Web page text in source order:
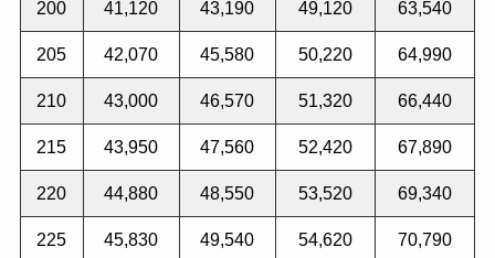
200 41,120 43,190 49,120 63,540
205 42,070 45,580 50,220 64,990
210 43,000 46,570 51,320 66,440
215 43,950 47,560 52,420 67,890
220 44,880 48,550 53,520 69,340
225 45,830 49,540 54,620 70,790